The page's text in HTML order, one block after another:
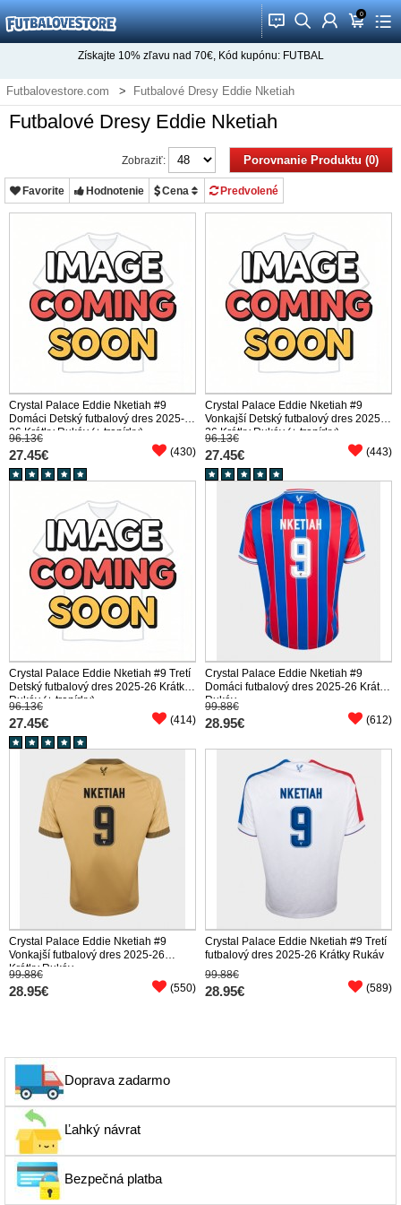
󰂱 󰂨 󰃳 0
󰃦 󰃖
Získajte 10%zľavu nad 70€, Kód kupónu: FUTBAL
Futbalovestore.com Futbalové Dresy Eddie Nketiah
Futbalové Dresy Eddie Nketiah
Porovnanie Produktu (0)
Zobraziť:
Favorite Hodnotenie Cena Predvolené
Crystal Palace Eddie Nketiah #9
Domáci Detský futbalový dres 2025-
26 Krátky Rukáv (+ trenírky)
96.13€
27.45€ (430)
Crystal Palace Eddie Nketiah #9
Vonkajší Detský futbalový dres 2025-
26 Krátky Rukáv (+ trenírky)
96.13€
27.45€ (443)
Crystal Palace Eddie Nketiah #9 Tretí
Detský futbalový dres 2025-26 Krátky
Rukáv (+ trenírky)
96.13€
27.45€ (414)
Crystal Palace Eddie Nketiah #9
Domáci futbalový dres 2025-26 Krátky
Rukáv
99.88€
28.95€ (612)
Crystal Palace Eddie Nketiah #9
Vonkajší futbalový dres 2025-26
Krátky Rukáv
99.88€
28.95€ (550)
Crystal Palace Eddie Nketiah #9 Tretí
futbalový dres 2025-26 Krátky Rukáv
99.88€
28.95€ (589)
Doprava zadarmo
Ľahký návrat
Bezpečná platba